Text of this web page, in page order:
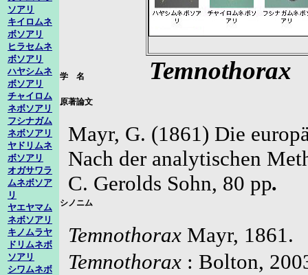
ソアリ
キイロムネ
ボソアリ
ヒラセムネ
ボソアリ
ハヤシムネ
ボソアリ
チャイロム
ネボソアリ
フシナガム
ネボソアリ
ヤドリムネ
ボソアリ
オガサワラ
ムネボソア
リ
ヤエヤマム
ネボソアリ
キノムラヤ
ドリムネボ
ソアリ
シワムネボ
学 名 Temnothorax
原著論文
Mayr, G. (1861) Die
Nach der analytischen
C. Gerolds Sohn, 80 pp.
シノニム
Temnothorax Mayr, 1861.
Temnothorax : Bolton,